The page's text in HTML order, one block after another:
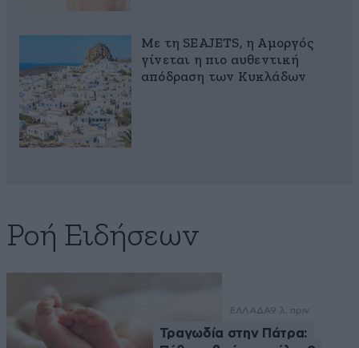
Με τη SEAJETS, η Αμοργός
γίνεται η πιο αυθεντική
απόδραση των Κυκλάδων
Ροή Ειδήσεων
ΕΛΛΑΔΑ9 λ. πριν
Τραγωδία στην Πάτρα: